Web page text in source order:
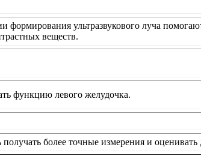
формирования ультразвукового луча
веществ.
функцию левого желудочка.
получать более точные измерения и